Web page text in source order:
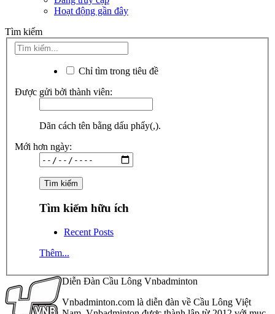
Hoạt động gần đây
Tìm kiếm
Chỉ tìm trong tiêu đề
Được gửi bởi thành viên:
Dãn cách tên bằng dấu phẩy(,).
Mới hơn ngày:
Tìm kiếm hữu ích
Recent Posts
Thêm...
Diễn Đàn Cầu Lông Vnbadminton
Vnbadminton.com là diễn đàn về Cầu Lông Việt